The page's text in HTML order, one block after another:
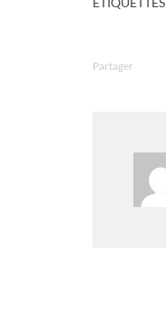
Partager